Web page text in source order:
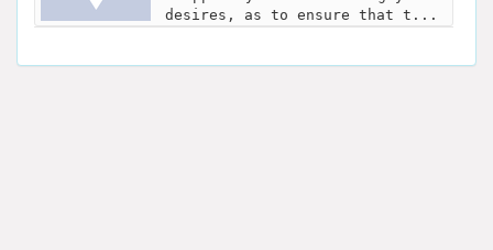
desires, as to ensure that t...